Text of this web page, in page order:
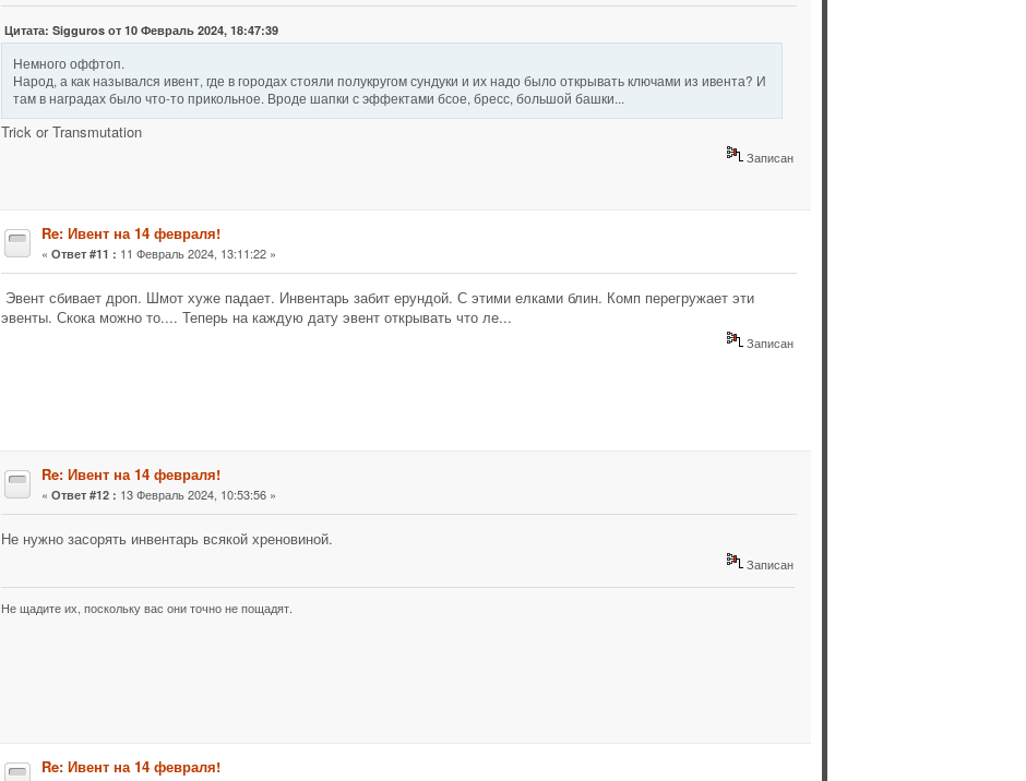
Цитата: Sigguros от 10 Февраль 2024, 18:47:39
Немного оффтоп.
Народ, а как назывался ивент, где в городах стояли полукругом сундуки и их надо было открывать ключами из ивента? И
там в наградах было что-то прикольное. Вроде шапки с эффектами бсое, бресс, большой башки...
Trick or Transmutation
Записан
Re: Ивент на 14 февраля!
« Ответ #11 : 11 Февраль 2024, 13:11:22 »
Эвент сбивает дроп. Шмот хуже падает. Инвентарь забит ерундой. С этими елками блин. Комп перегружает эти
эвенты. Скока можно то.... Теперь на каждую дату эвент открывать что ле...
Записан
Re: Ивент на 14 февраля!
« Ответ #12 : 13 Февраль 2024, 10:53:56 »
Не нужно засорять инвентарь всякой хреновиной.
Записан
Не щадите их, поскольку вас они точно не пощадят.
Re: Ивент на 14 февраля!